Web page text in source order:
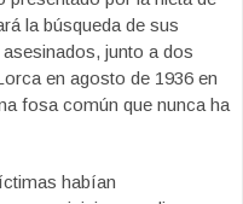
la búsqueda de sus
junto a dos
en agosto de 1936 en
fosa común que nunca ha
habían